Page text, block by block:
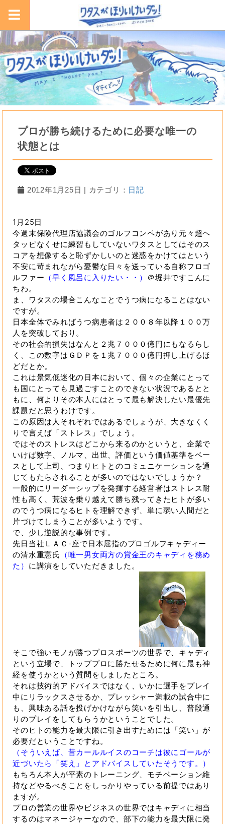
プロが勝ち続けるために必要な唯一の
状態とは
2012年1月25日 | カテゴリ： 日記
1月25日
今週末保険代理店協議会のゴルフコンペがあり元々超ヘ
タッピなくせに練習もしていないワタスとしてはそのス
コアを想像すると恥ずかしいのと迷惑をかけてはという
不安に苛まれながら憂鬱な日々を送っている自称フロゴ
ルファー （早く風呂に入りたい・・） ＠堀井ですこんに
ちわ。
ま、ワタスの場合こんなことでうつ病になることはない
ですが。
日本全体でみればうつ病患者は２００８年以降１００万
人を突破しており。
その社会的損失はなんと２兆７０００億円にもなるらし
く、この数字はＧＤＰを１兆７０００億円押し上げるほ
どだとか。
これは景気低迷化の日本において、個々の企業にとって
も国にとっても見過ごすことのできない状況であるとと
もに、何よりその本人にはとって最も解決したい最優先
課題だと思うわけです。
この原因は人それぞれではあるでしょうが、大きなくく
りで言えば「ストレス」でしょう。
ではそのストレスはどこから来るのかというと、企業で
いけば数字、ノルマ、出世、評価という価値基準をベー
スとして上司、つまりヒトとのコミュニケーションを通
じてもたらされることが多いのではないでしょうか？
一般的にリーダーシップを発揮する経営者はストレス耐
性も高く、荒波を乗り越えて勝ち残ってきたヒトが多い
のでうつ病になるヒトを理解できず、単に弱い人間だと
片づけてしまうことが多いようです。
で、少し逆説的な事例です。
先日当社ＬＡＣ-座で日本屈指のプロゴルフキャディー
の清水重憲氏 （唯一男女両方の賞金王のキャディを務め
た） に講演をしていただきました。
そこで強いモノが勝つプロスポーツの世界で、キャディ
という立場で、トッププロに勝たせるために何に最も神
経を使うかという質問をしましたところ。
それは技術的アドバイスではなく、いかに選手をプレイ
中にリラックスさせるか、プレッシャー満載の試合中に
も、興味ある話を投げかけながら笑いを引出し、普段通
りのプレイをしてもらうかということでした。
そのヒトの能力を最大限に引き出すためには「笑い」が
必要だということですね。
（そういえば、昔カールルイスのコーチは彼にゴールが
近づいたら「笑え」とアドバイスしていたそうです。）
もちろん本人が平素のトレーニング、モチベーション維
持などやるべきことをしっかりやっている前提ではあり
ますが。
プロの営業の世界やビジネスの世界ではキャディに相当
するのはマネージャーなので、部下の能力を最大限に発